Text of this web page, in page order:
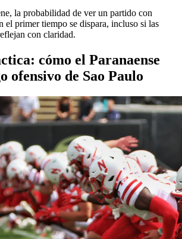
la probabilidad de ver un partido con
el primer tiempo se dispara, incluso si las
con claridad.
cómo el Paranaense
ofensivo de Sao Paulo